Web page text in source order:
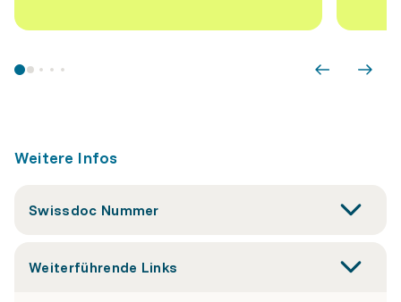
Weitere Infos
Swissdoc Nummer
Weiterführende Links